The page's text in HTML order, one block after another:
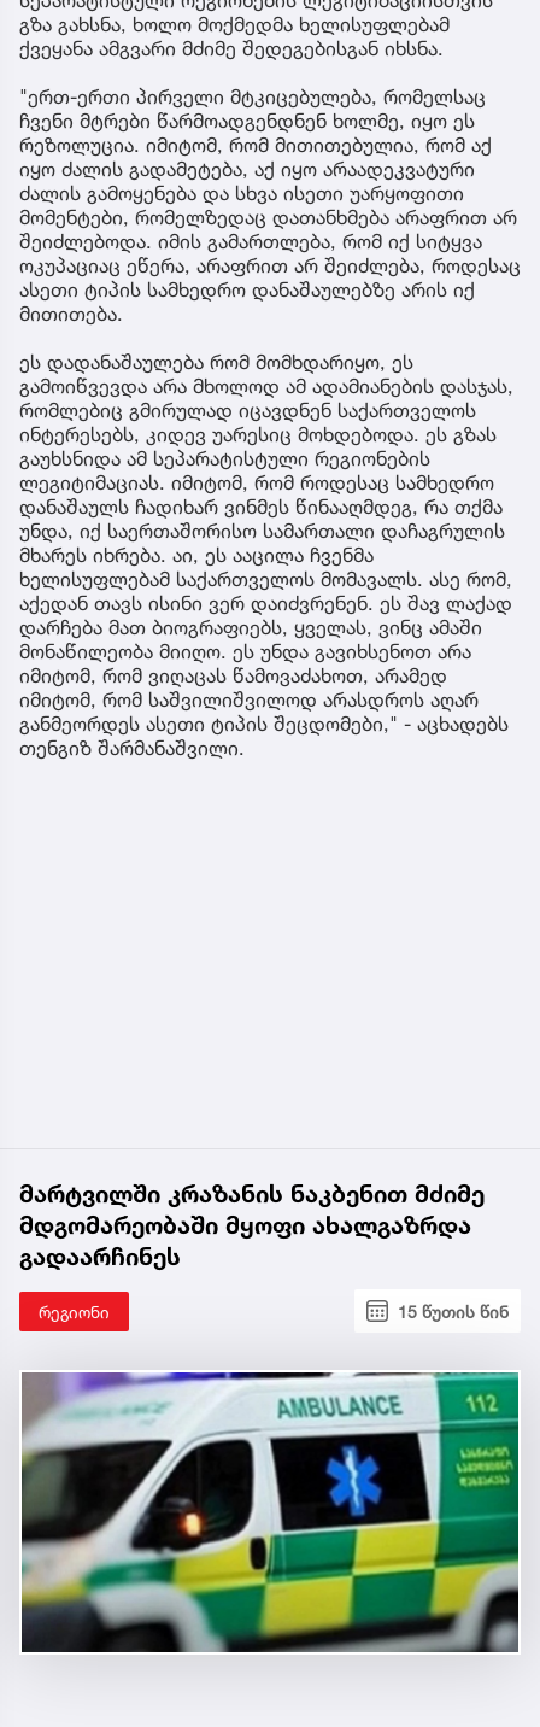
გზა გახსნა, ხოლო მოქმედმა ხელისუფლებამ
ქვეყანა ამგვარი მძიმე შედეგებისგან იხსნა.
"ერთ-ერთი პირველი მტკიცებულება, რომელსაც
ჩვენი მტრები წარმოადგენდნენ ხოლმე, იყო ეს
რეზოლუცია. იმიტომ, რომ მითითებულია, რომ აქ
იყო ძალის გადამეტება, აქ იყო არაადეკვატური
ძალის გამოყენება და სხვა ისეთი უარყოფითი
მომენტები, რომელზედაც დათანხმება არაფრით არ
შეიძლებოდა. იმის გამართლება, რომ იქ სიტყვა
ოკუპაციაც ეწერა, არაფრით არ შეიძლება, როდესაც
ასეთი ტიპის სამხედრო დანაშაულებზე არის იქ
მითითება.
ეს დადანაშაულება რომ მომხდარიყო, ეს
გამოიწვევდა არა მხოლოდ ამ ადამიანების დასჯას,
რომლებიც გმირულად იცავდნენ საქართველოს
ინტერესებს, კიდევ უარესიც მოხდებოდა. ეს გზას
გაუხსნიდა ამ სეპარატისტული რეგიონების
ლეგიტიმაციას. იმიტომ, რომ როდესაც სამხედრო
დანაშაულს ჩადიხარ ვინმეს წინააღმდეგ, რა თქმა
უნდა, იქ საერთაშორისო სამართალი დაჩაგრულის
მხარეს იხრება. აი, ეს ააცილა ჩვენმა
ხელისუფლებამ საქართველოს მომავალს. ასე რომ,
აქედან თავს ისინი ვერ დაიძვრენენ. ეს შავ ლაქად
დარჩება მათ ბიოგრაფიებს, ყველას, ვინც ამაში
მონაწილეობა მიიღო. ეს უნდა გავიხსენოთ არა
იმიტომ, რომ ვიღაცას წამოვაძახოთ, არამედ
იმიტომ, რომ საშვილიშვილოდ არასდროს აღარ
განმეორდეს ასეთი ტიპის შეცდომები," - აცხადებს
თენგიზ შარმანაშვილი.
მარტვილში კრაზანის ნაკბენით მძიმე
მდგომარეობაში მყოფი ახალგაზრდა
გადაარჩინეს
რეგიონი 15 წუთის წინ